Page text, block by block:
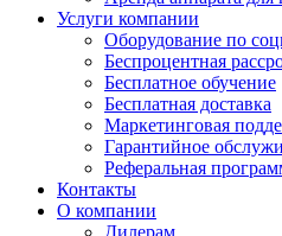
Каталог
Цены
Аренда
Аренда диодного
Аренда неодимового
Аренда LPG аппарата
Аренда аппарата для
Аренда аппарата для
Аренда аппарата
Аренда аппарата для